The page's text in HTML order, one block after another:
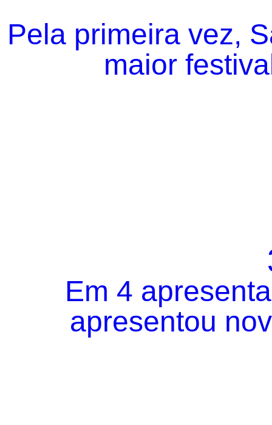
Pela primeira vez,
maior
Em 4
apresentou